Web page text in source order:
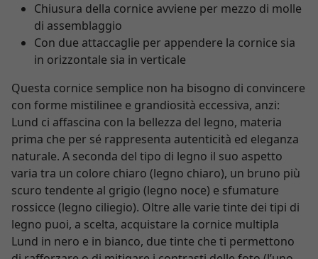
Chiusura della cornice avviene per mezzo di molle
di assemblaggio
Con due attaccaglie per appendere la cornice sia
in orizzontale sia in verticale
Questa cornice semplice non ha bisogno di convincere
con forme mistilinee e grandiosità eccessiva, anzi:
Lund ci affascina con la bellezza del legno, materia
prima che per sé rappresenta autenticità ed eleganza
naturale. A seconda del tipo di legno il suo aspetto
varia tra un colore chiaro (legno chiaro), un bruno più
scuro tendente al grigio (legno noce) e sfumature
rossicce (legno ciliegio). Oltre alle varie tinte dei tipi di
legno puoi, a scelta, acquistare la cornice multipla
Lund in nero e in bianco, due tinte che ti permettono